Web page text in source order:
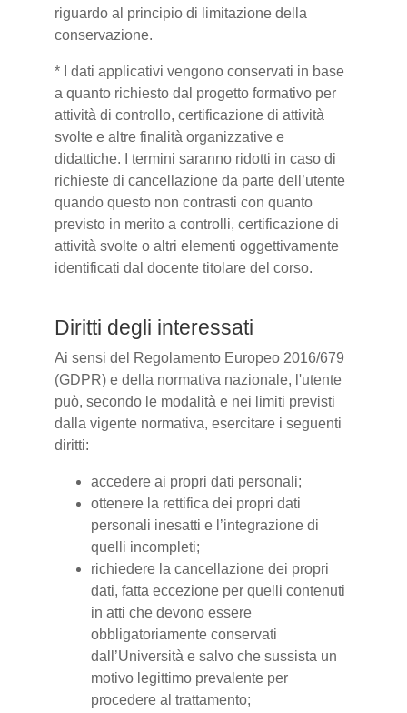
riguardo al principio di limitazione della
conservazione.
* I dati applicativi vengono conservati in base
a quanto richiesto dal progetto formativo per
attività di controllo, certificazione di attività
svolte e altre finalità organizzative e
didattiche. I termini saranno ridotti in caso di
richieste di cancellazione da parte dell’utente
quando questo non contrasti con quanto
previsto in merito a controlli, certificazione di
attività svolte o altri elementi oggettivamente
identificati dal docente titolare del corso.
Diritti degli interessati
Ai sensi del Regolamento Europeo 2016/679
(GDPR) e della normativa nazionale, l'utente
può, secondo le modalità e nei limiti previsti
dalla vigente normativa, esercitare i seguenti
diritti:
accedere ai propri dati personali;
ottenere la rettifica dei propri dati
personali inesatti e l’integrazione di
quelli incompleti;
richiedere la cancellazione dei propri
dati, fatta eccezione per quelli contenuti
in atti che devono essere
obbligatoriamente conservati
dall’Università e salvo che sussista un
motivo legittimo prevalente per
procedere al trattamento;